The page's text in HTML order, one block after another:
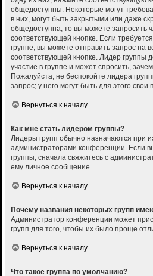
общедоступны. Некоторые могут
в них, могут быть закрытыми или даже
общедоступна, то вы можете запросить
соответствующей кнопке. Если
группе, вы можете отправить запрос на
соответствующей кнопке. Лидер группы
участие в группе и может спросить,
Пожалуйста, не беспокойте лидера
запрос; у него могут быть для этого свои
Вернуться к началу
Как мне стать лидером группы?
Лидеры групп обычно назначаются при
администраторами конференции. Если
группы, сначала свяжитесь с
ему личное сообщение.
Вернуться к началу
Почему названия некоторых групп
Администратор конференции может
групп для того, чтобы их было проще
Вернуться к началу
Что такое группа по умолчанию?